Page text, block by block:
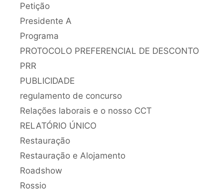
Petição
Presidente A
Programa
PROTOCOLO PREFERENCIAL DE DESCONTO
PRR
PUBLICIDADE
regulamento de concurso
Relações laborais e o nosso CCT
RELATÓRIO ÚNICO
Restauração
Restauração e Alojamento
Roadshow
Rossio